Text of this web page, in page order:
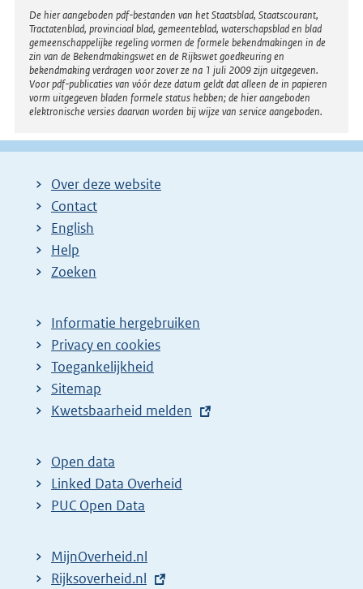
Disclaimer
De hier aangeboden pdf-bestanden van het Staatsblad, Staatscourant,
Tractatenblad, provinciaal blad, gemeenteblad, waterschapsblad en blad
gemeenschappelijke regeling vormen de formele bekendmakingen in de
zin van de Bekendmakingswet en de Rijkswet goedkeuring en
bekendmaking verdragen voor zover ze na 1 juli 2009 zijn uitgegeven.
Voor pdf-publicaties van vóór deze datum geldt dat alleen de in papieren
vorm uitgegeven bladen formele status hebben; de hier aangeboden
elektronische versies daarvan worden bij wijze van service aangeboden.
Over deze website
Contact
English
Help
Zoeken
Informatie hergebruiken
Privacy en cookies
Toegankelijkheid
Sitemap
E
t
e
r
l
Kwetsbaarheid melden
Open data
Linked Data Overheid
PUC Open Data
MijnOverheid.nl
E
Rijksoverheid.nl